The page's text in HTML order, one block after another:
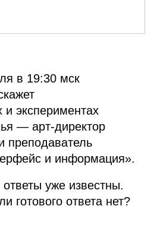
в 19:30 мск
и экспериментах
— арт‑директор
преподаватель
и информация».
уже известны.
готового ответа нет?